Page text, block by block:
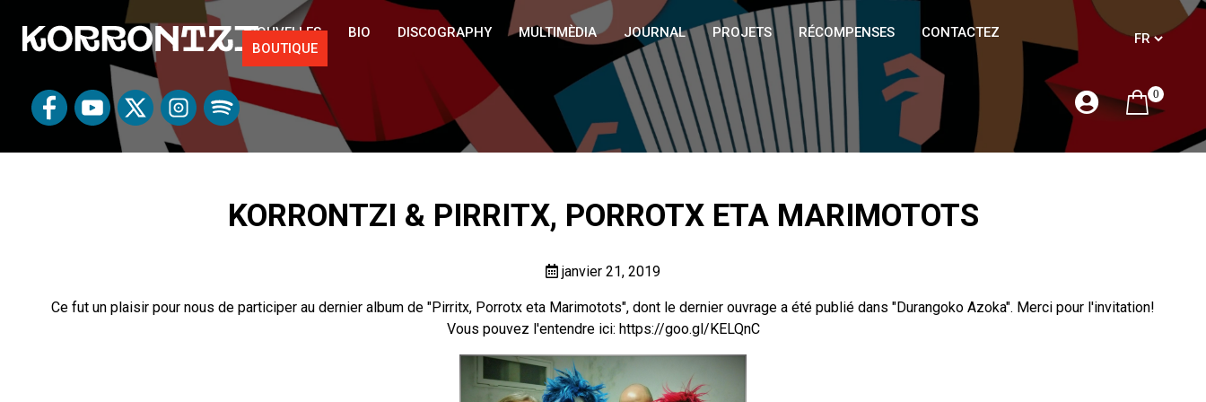
NOUVELLES BIO DISCOGRAPHY MULTIMÈDIA JOURNAL PROJETS RÉCOMPENSES
CONTACTEZ
BOUTIQUE
0
KORRONTZI & PIRRITX, PORROTX ETA MARIMOTOTS
janvier 21, 2019
Ce fut un plaisir pour nous de participer au dernier album de "Pirritx, Porrotx eta Marimotots", dont le dernier ouvrage a été publié dans "Durangoko Azoka". Merci pour l'invitation!
Vous pouvez l'entendre ici: https://goo.gl/KELQnC